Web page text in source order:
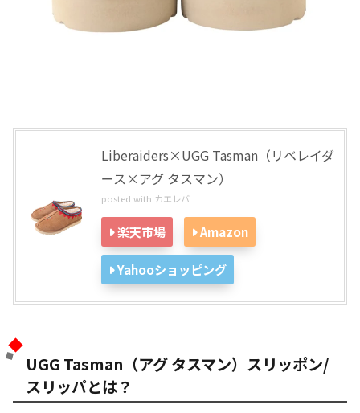
Liberaiders×UGG Tasman（リベレイダ
ース×アグ タスマン）
posted with カエレバ
楽天市場 Amazon
Yahooショッピング
UGG Tasman（アグ タスマン）スリッポン/
スリッパとは？